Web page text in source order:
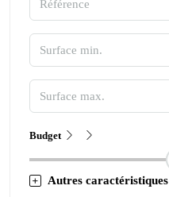
Budget
Autres caractéristiques